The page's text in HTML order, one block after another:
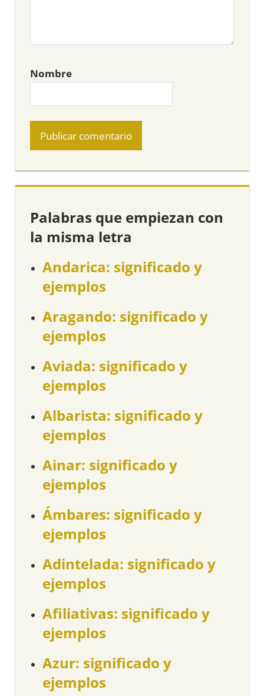
Nombre
Palabras que empiezan con
la misma letra
Andarica: significado y
ejemplos
Aragando: significado y
ejemplos
Aviada: significado y
ejemplos
Albarista: significado y
ejemplos
Ainar: significado y
ejemplos
Ámbares: significado y
ejemplos
Adintelada: significado y
ejemplos
Afiliativas: significado y
ejemplos
Azur: significado y
ejemplos